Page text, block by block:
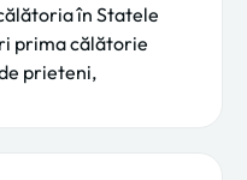
în Statele
prima călătorie
prieteni,